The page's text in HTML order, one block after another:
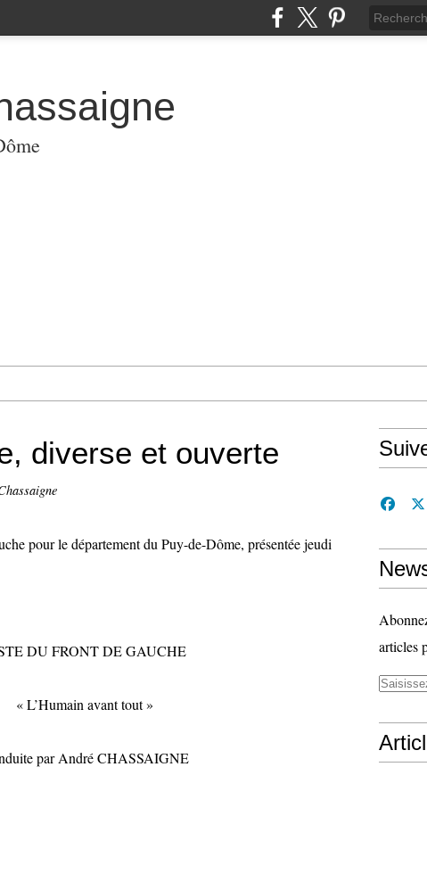
diverse et ouverte
pour le département du Puy-de-Dôme, présentée jeudi
DU FRONT DE GAUCHE
« L’Humain avant tout »
par André CHASSAIGNE
articles